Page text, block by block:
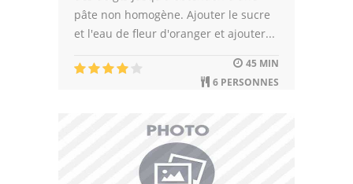
pâte non homogène. Ajouter le sucre
et l'eau de fleur d'oranger et ajouter...
45 MIN
6 PERSONNES